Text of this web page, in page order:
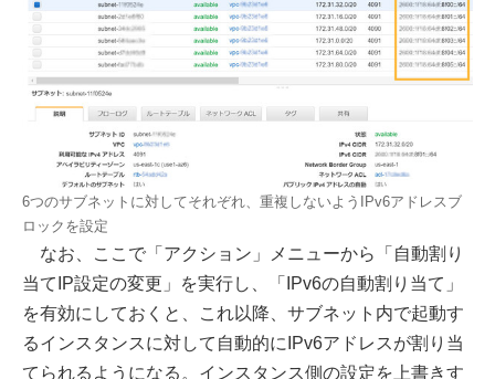
6つのサブネットに対してそれぞれ、重複しないようIPv6アドレスブ
ロックを設定
なお、ここで「アクション」メニューから「自動割り
当てIP設定の変更」を実行し、「IPv6の自動割り当て」
を有効にしておくと、これ以降、サブネット内で起動す
るインスタンスに対して自動的にIPv6アドレスが割り当
てられるようになる。インスタンス側の設定を上書きす